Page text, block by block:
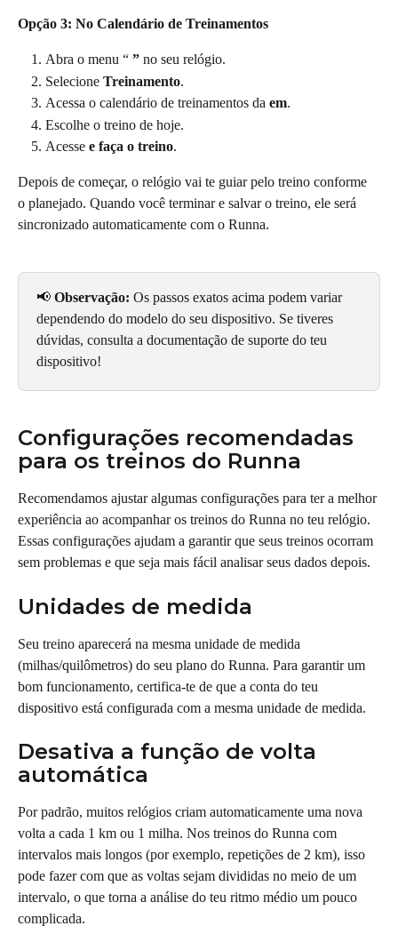
Opção 3: No Calendário de Treinamentos
Abra o menu “ ” no seu relógio.
Selecione Treinamento.
Acessa o calendário de treinamentos da em.
Escolhe o treino de hoje.
Acesse e faça o treino.
Depois de começar, o relógio vai te guiar pelo treino conforme
o planejado. Quando você terminar e salvar o treino, ele será
sincronizado automaticamente com o Runna.
📢 Observação: Os passos exatos acima podem variar
dependendo do modelo do seu dispositivo. Se tiveres
dúvidas, consulta a documentação de suporte do teu
dispositivo!
Configurações recomendadas
para os treinos do Runna
Recomendamos ajustar algumas configurações para ter a melhor
experiência ao acompanhar os treinos do Runna no teu relógio.
Essas configurações ajudam a garantir que seus treinos ocorram
sem problemas e que seja mais fácil analisar seus dados depois.
Unidades de medida
Seu treino aparecerá na mesma unidade de medida
(milhas/quilômetros) do seu plano do Runna. Para garantir um
bom funcionamento, certifica-te de que a conta do teu
dispositivo está configurada com a mesma unidade de medida.
Desativa a função de volta
automática
Por padrão, muitos relógios criam automaticamente uma nova
volta a cada 1 km ou 1 milha. Nos treinos do Runna com
intervalos mais longos (por exemplo, repetições de 2 km), isso
pode fazer com que as voltas sejam divididas no meio de um
intervalo, o que torna a análise do teu ritmo médio um pouco
complicada.